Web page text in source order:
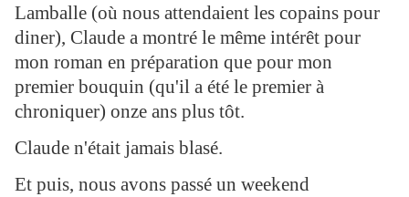
Lamballe (où nous attendaient les copains pour
diner), Claude a montré le même intérêt pour
mon roman en préparation que pour mon
premier bouquin (qu'il a été le premier à
chroniquer) onze ans plus tôt.
Claude n'était jamais blasé.
Et puis, nous avons passé un weekend